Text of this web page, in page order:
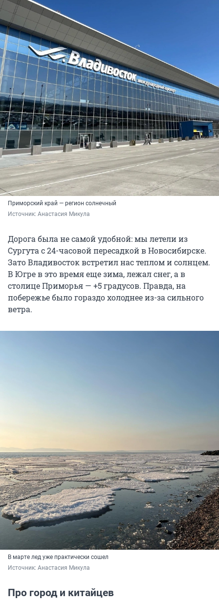
Приморский край — регион солнечный
Источник: Анастасия Микула
Дорога была не самой удобной: мы летели из
Сургута с24-часовойпересадкой в Новосибирске.
Зато Владивосток встретил нас теплом и солнцем.
В Югре в это время еще зима, лежал снег, а в
столице Приморья — +5 градусов. Правда, на
побережье было гораздо холоднее из-за сильного
ветра.
В марте лед уже практически сошел
Источник: Анастасия Микула
Про город и китайцев